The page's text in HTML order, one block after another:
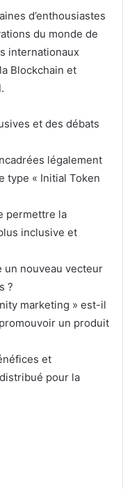
d’enthousiastes
du monde de
internationaux
Blockchain et
et des débats
légalement
type « Initial Token
permettre la
inclusive et
un nouveau vecteur
?
marketing » est-il
un produit
et
pour la